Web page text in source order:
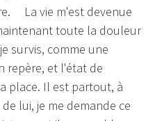
La vie m'est devenue
toute la douleur
survis, comme une
repère, et l'état de
place. Il est partout, à
lui, je me demande ce